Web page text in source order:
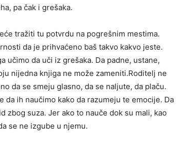
pa čak i grešaka.
tražiti tu potvrdu na pogrešnim mestima.
da je prihvaćeno baš takvo kakvo jeste.
učimo da uči iz grešaka. Da padne, ustane,
nijedna knjiga ne može zameniti.Roditelj ne
da se smeju glasno, da se naljute, da plaču.
da ih naučimo kako da razumeju te emocije. Da
zbog suza. Jer ako to nauče dok su mali, kao
se ne izgube u njemu.